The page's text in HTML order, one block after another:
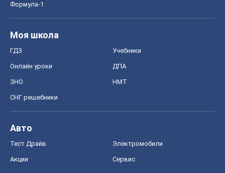
Формула-1
Моя школа
ГДЗ Учебники
Онлайн уроки ДПА
ЗНО НМТ
СНГ решебники
Авто
Тест Драйв Электромобили
Акции Сервис